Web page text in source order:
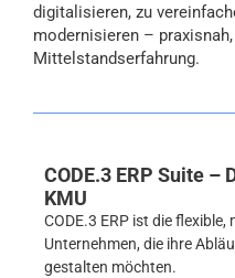
digitalisieren, zu
modernisieren –
Mittelstandserfahrung.
CODE.3 ERP Suite –
KMU
CODE.3 ERP ist die
Unternehmen, die ihre
gestalten möchten.